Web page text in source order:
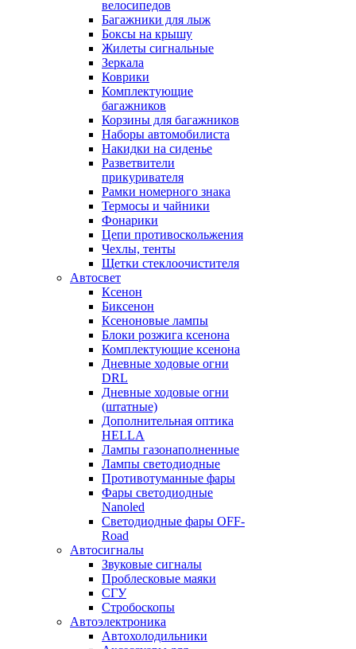
велосипедов
Багажники для лыж
Боксы на крышу
Жилеты сигнальные
Зеркала
Коврики
Комплектующие
багажников
Корзины для багажников
Наборы автомобилиста
Накидки на сиденье
Разветвители
прикуривателя
Рамки номерного знака
Термосы и чайники
Фонарики
Цепи противоскольжения
Чехлы, тенты
Щетки стеклоочистителя
Автосвет
Ксенон
Биксенон
Ксеноновые лампы
Блоки розжига ксенона
Комплектующие ксенона
Дневные ходовые огни
DRL
Дневные ходовые огни
(штатные)
Дополнительная оптика
HELLA
Лампы газонаполненные
Лампы светодиодные
Противотуманные фары
Фары светодиодные
Nanoled
Светодиодные фары OFF-
Road
Автосигналы
Звуковые сигналы
Проблесковые маяки
СГУ
Стробоскопы
Автоэлектроника
Автохолодильники